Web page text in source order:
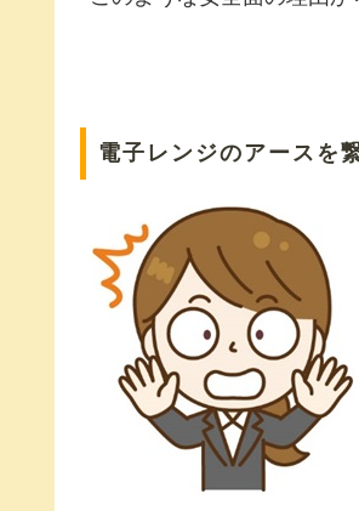
電子レンジのアースを